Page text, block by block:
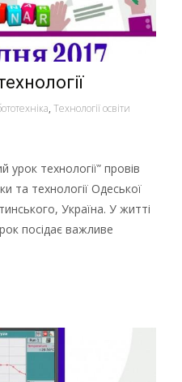
, Технології освіти
технології” провів
та технології Одеської
Україна. У житті
посідає важливе